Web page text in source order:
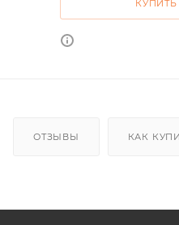
КУПИТЬ
ОТЗЫВЫ КАК